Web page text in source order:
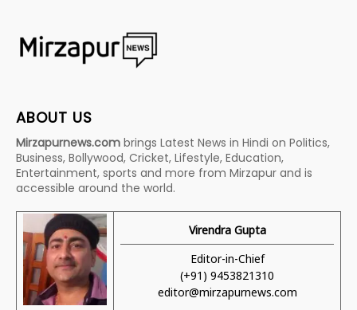
ABOUT US
Mirzapurnews.com brings Latest News in Hindi on Politics,
Business, Bollywood, Cricket, Lifestyle, Education,
Entertainment, sports and more from Mirzapur and is
accessible around the world.
Virendra Gupta
Editor-in-Chief
(+91) 9453821310
editor@mirzapurnews.com